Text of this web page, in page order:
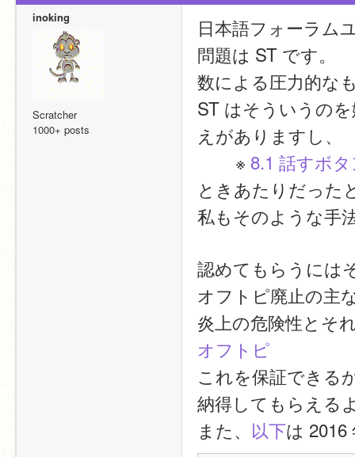
inoking
Scratcher
1000+ posts
日本語フォーラム
問題は ST です。
数による圧力的な
ST はそういうの
えがありますし、
	※
8.1 話すボ
ときあたりだった
私もそのような手
認めてもらうには
オフトピ廃止の主
炎上の危険性とそ
オフトピ
これを保証できる
納得してもらえる
また、 以下は